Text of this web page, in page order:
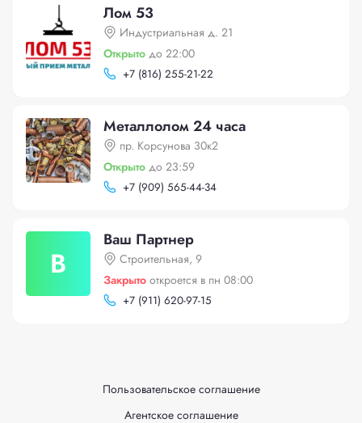
Лом 53
Индустриальная д. 21
Открыто до 22:00
+7 (816) 255-21-22
Металлолом 24 часа
пр. Корсунова 30к2
Открыто до 23:59
+7 (909) 565-44-34
В
Ваш Партнер
Строительная, 9
Закрыто откроется в пн 08:00
+7 (911) 620-97-15
Пользовательское соглашение
Агентское соглашение